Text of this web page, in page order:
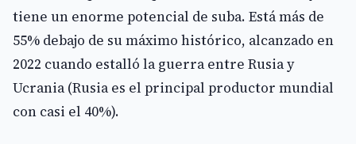
tiene un enorme potencial de suba. Está más de
55% debajo de su máximo histórico, alcanzado en
2022 cuando estalló la guerra entre Rusia y
Ucrania (Rusia es el principal productor mundial
con casi el 40%).